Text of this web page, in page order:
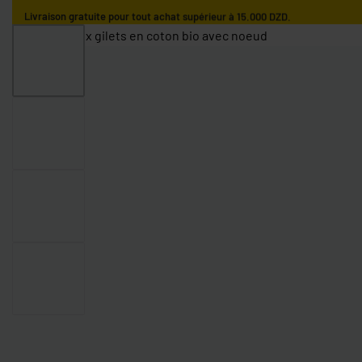
Livraison gratuite pour tout achat supérieur à 15.000 DZD.